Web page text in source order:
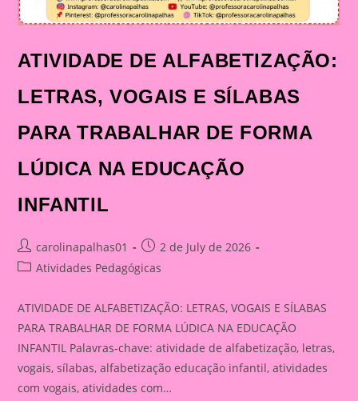
ATIVIDADE DE ALFABETIZAÇÃO:
LETRAS, VOGAIS E SÍLABAS
PARA TRABALHAR DE FORMA
LÚDICA NA EDUCAÇÃO
INFANTIL
Post
author:
carolinapalhas01
Post
published:
2 de July de 2026
PostAtividades Pedagógicas
ATIVIDADE DE ALFABETIZAÇÃO: LETRAS, VOGAIS E SÍLABAS
PARA TRABALHAR DE FORMA LÚDICA NA EDUCAÇÃO
INFANTIL Palavras-chave: atividade de alfabetização, letras,
vogais, sílabas, alfabetização educação infantil, atividades
com vogais, atividades com…